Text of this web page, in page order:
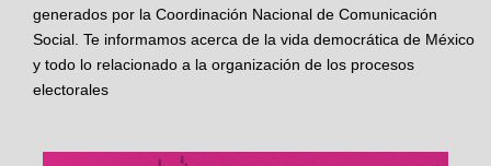
generados por la Coordinación Nacional de Comunicación
Social. Te informamos acerca de la vida democrática de México
y todo lo relacionado a la organización de los procesos
electorales